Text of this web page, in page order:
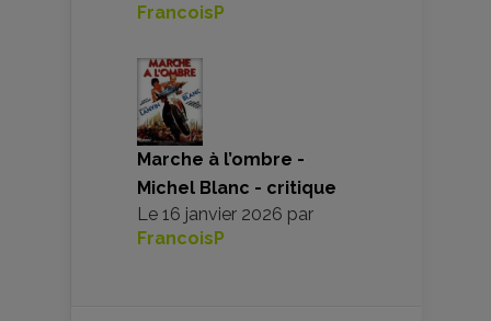
FrancoisP
Marche à l’ombre -
Michel Blanc - critique
Le 16 janvier 2026 par
FrancoisP